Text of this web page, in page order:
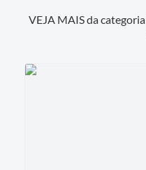
VEJA MAIS da categoria